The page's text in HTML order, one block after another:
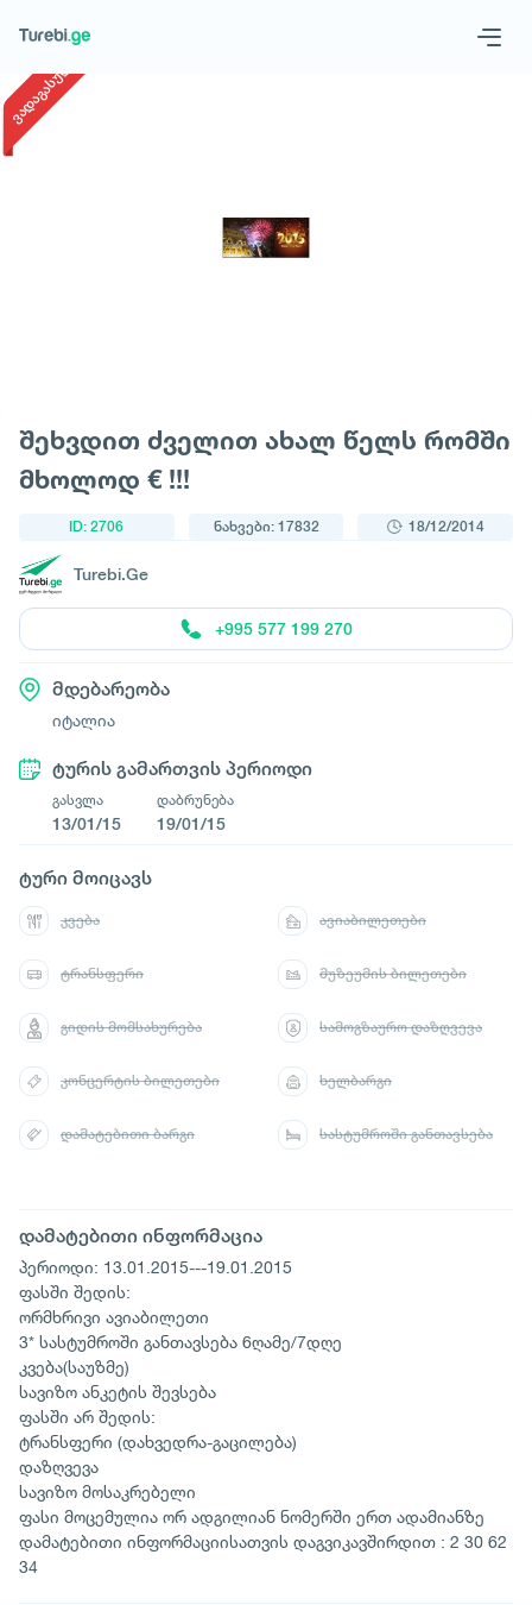
ვადაგასული
შეხვდით ძველით ახალ წელს რომში
მხოლოდ € !!!
ID: 2706 ნახვები: 17832 18/12/2014
Turebi.Ge
+995 577 199 270
მდებარეობა
იტალია
ტურის გამართვის პერიოდი
გასვლა
13/01/15
დაბრუნება
19/01/15
დამატებითი ინფორმაცია
პერიოდი: 13.01.2015---19.01.2015
ფასში შედის:
ორმხრივი ავიაბილეთი
3* სასტუმროში განთავსება 6ღამე/7დღე
კვება(საუზმე)
სავიზო ანკეტის შევსება
ფასში არ შედის:
ტრანსფერი (დახვედრა-გაცილება)
დაზღვევა
სავიზო მოსაკრებელი
ფასი მოცემულია ორ ადგილიან ნომერში ერთ ადამიანზე
დამატებითი ინფორმაციისათვის დაგვიკავშირდით : 2 30 62
34
ტური მოიცავს
კვება ავიაბილეთები
ტრანსფერი მუზეუმის ბილეთები
გიდის მომსახურება სამოგზაურო დაზღვევა
კონცერტის ბილეთები ხელბარგი
დამატებითი ბარგი სასტუმროში განთავსება